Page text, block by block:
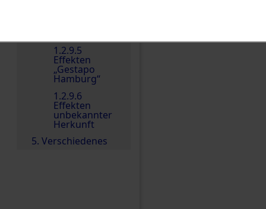
1.2.9.5
Effekten
„Gestapo
Hamburg“
1.2.9.6
Effekten
unbekannter
Herkunft
5. Verschiedenes